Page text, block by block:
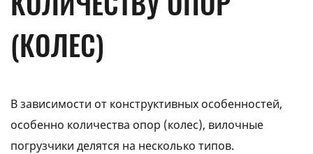
(КОЛЕС)
В зависимости от конструктивных особенностей,
особенно количества опор (колес), вилочные
погрузчики делятся на несколько типов.